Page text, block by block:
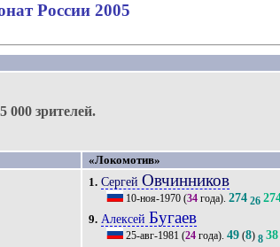
России 2005
000 зрителей.
«Локомотив»
1. СергейОвчинников
10-ноя-1970 (34 года).274 26
9. АлексейБугаев
25-авг-1981 (24 года).49 (8) 8 38